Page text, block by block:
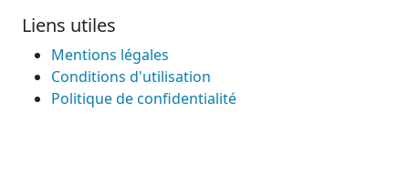
Liens utiles
Mentions légales
Conditions d'utilisation
Politique de confidentialité